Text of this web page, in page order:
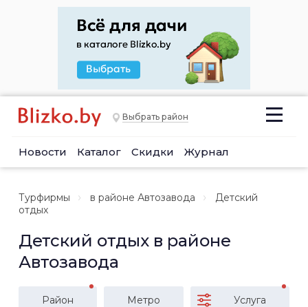
Выбрать район
Новости Каталог Скидки Журнал
Турфирмы в районе Автозавода
Детский
отдых
Детский отдых в районе
Автозавода
Район Метро Услуга